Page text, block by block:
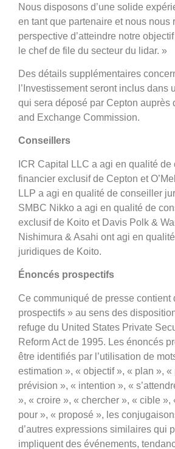
Nous disposons d’une solide
en tant que partenaire et nous nous
perspective d’atteindre notre
le chef de file du secteur du lidar. »
Des détails supplémentaires
l’Investissement seront inclus dans
qui sera déposé par Cepton auprès
and Exchange Commission.
Conseillers
ICR Capital LLC a agi en qualité de
financier exclusif de Cepton et
LLP a agi en qualité de conseiller
SMBC Nikko a agi en qualité de
exclusif de Koito et Davis Polk &
Nishimura & Asahi ont agi en
juridiques de Koito.
Énoncés prospectifs
Ce communiqué de presse contient
prospectifs » au sens des
refuge du United States Private
Reform Act de 1995. Les énoncés
être identifiés par l’utilisation de
estimation », « objectif », « plan », «
prévision », « intention », «
», « croire », « chercher », « cible »,
pour », « proposé », les
d’autres expressions similaires qui
impliquent des événements,